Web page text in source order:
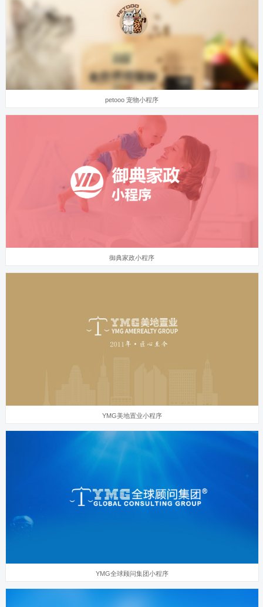
petooo 宠物小程序
御典家政小程序
YMG美地置业小程序
YMG全球顾问集团小程序